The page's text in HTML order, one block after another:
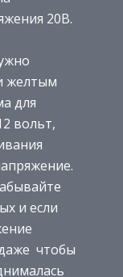
20В.
желтым
для
вольт,
и если
чтобы